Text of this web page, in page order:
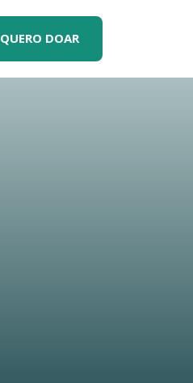
QUERO DOAR